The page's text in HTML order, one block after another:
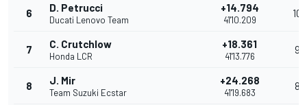
6 D. Petrucci
Ducati Lenovo Team
+14.794
41'10.209
10
7 C. Crutchlow
Honda LCR
+18.361
41'13.776
9
8 J. Mir
Team Suzuki Ecstar
+24.268
41'19.683
8